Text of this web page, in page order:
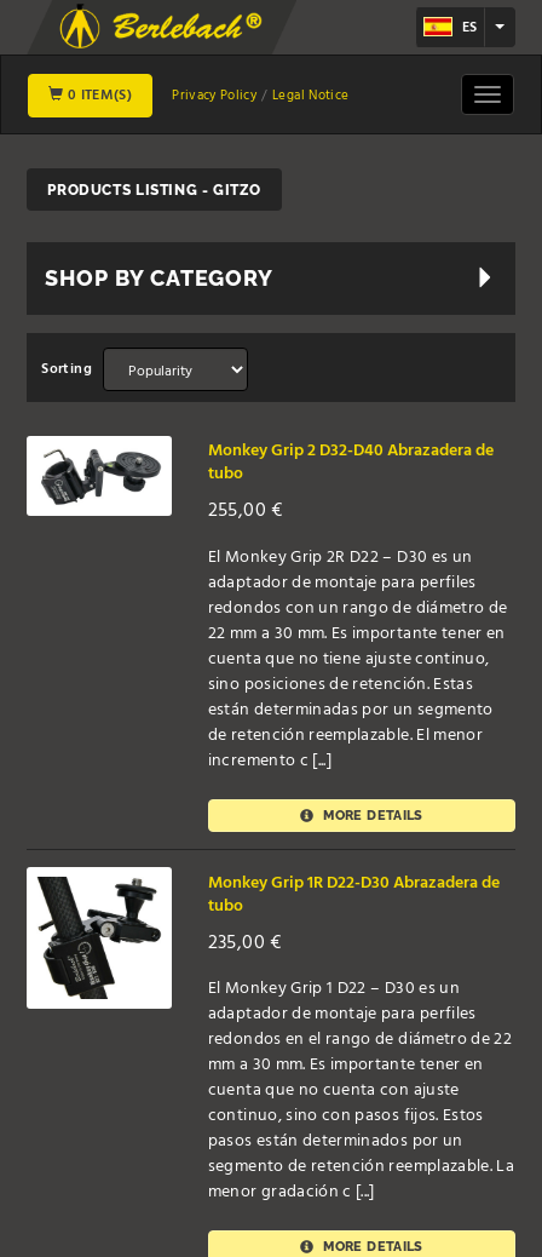
ES
0 ITEM(S) Privacy Policy Legal Notice
Toggle
PRODUCTS LISTING - GITZO
SHOP BY CATEGORY
Sorting
Monkey Grip 2 D32-D40 Abrazadera de
tubo
255,00€
El Monkey Grip 2R D22 – D30 es un
adaptador de montaje para perfiles
redondos con un rango de diámetro de
22 mm a 30 mm. Es importante tener en
cuenta que no tiene ajuste continuo,
sino posiciones de retención. Estas
están determinadas por un segmento
de retención reemplazable. El menor
incremento c [...]
MORE DETAILS
Monkey Grip 1R D22-D30 Abrazadera de
tubo
235,00€
El Monkey Grip 1 D22 – D30 es un
adaptador de montaje para perfiles
redondos en el rango de diámetro de 22
mm a 30 mm. Es importante tener en
cuenta que no cuenta con ajuste
continuo, sino con pasos fijos. Estos
pasos están determinados por un
segmento de retención reemplazable. La
menor gradación c [...]
MORE DETAILS